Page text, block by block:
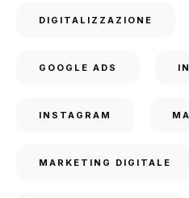
DIGITALIZZAZIONE
GOOGLE ADS
INSTAGRAM
MARKETING DIGITALE